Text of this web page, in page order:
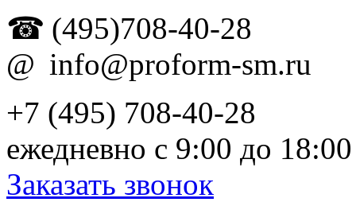
☎ (495)708-40-28
@ info@proform-sm.ru
+7 (495) 708-40-28
ежедневно с 9:00 до 18:00
Заказать звонок